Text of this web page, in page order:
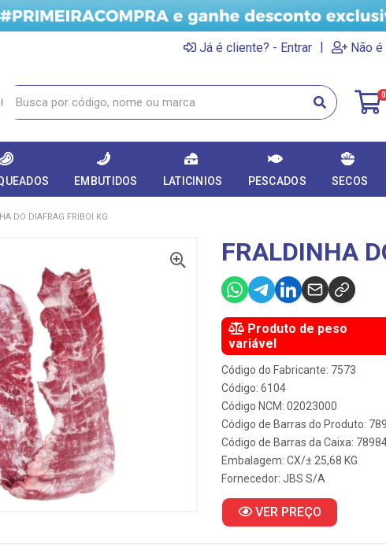
Já é cliente? - Entrar | Não
0
EMBUTIDOS LATICINIOS PESCADOS SECOS
DO DIAFRAG FRIBOI KG
FRALDINHA
Produto de peso
variável
Código do Fabricante: 7573
Código: 6104
Código NCM: 02023000
Código de Barras do Produto:
Código de Barras da Caixa:
Embalagem: CX/± 25,68 KG
Fornecedor: JBS S/A
VER PREÇO